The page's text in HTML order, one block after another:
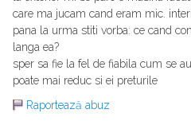
care ma jucam cand eram mic.
pana la urma stiti vorba: ce cand
langa ea?
sper sa fie la fel de fiabila cum se
poate mai reduc si ei preturile
Raportează abuz